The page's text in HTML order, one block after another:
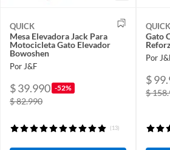
QUICK
Mesa Elevadora Jack Para
Motocicleta Gato Elevador
Bowoshen
Por J&F
$ 39.990 -52%
$ 82.990
(13)
QUICK
Gato
Por
$
$